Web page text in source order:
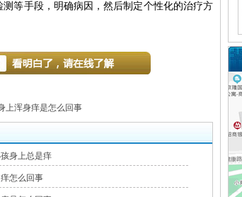
等手段，明确病因，然后制定个性化的治疗方
上浑身痒是怎么回事
身上总是痒
怎么回事